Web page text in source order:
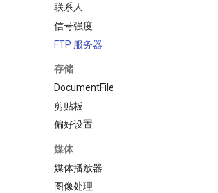
联系人
信号强度
FTP 服务器
存储
DocumentFile
剪贴板
偏好设置
媒体
媒体播放器
图像处理